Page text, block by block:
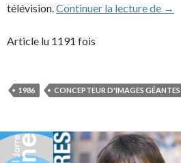
télévision.Continuer la lecture de →
Article lu 1191 fois
1986 CONCEPTEUR D'IMAGES GÉANTES